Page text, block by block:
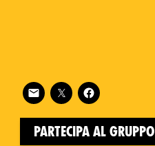
Follow XR Teignbridge on
Partecipa al gruppo